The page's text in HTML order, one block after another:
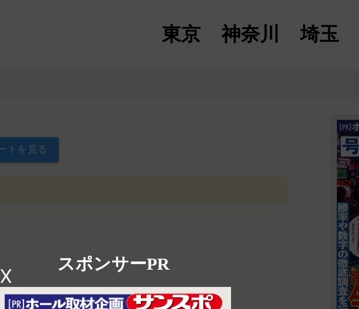
東京 神奈川 埼玉
スポンサーPR
X
トを見る